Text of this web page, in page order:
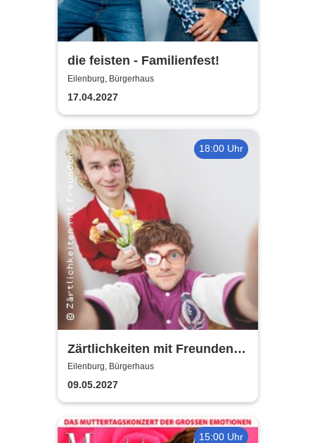
die feisten - Familienfest!
Eilenburg, Bürgerhaus
17.04.2027
18:00 Uhr
Zärtlichkeiten mit Freunden -
Rico Rohs und das Ines
Fleiwa Quartett
Eilenburg, Bürgerhaus
09.05.2027
15:00 Uhr